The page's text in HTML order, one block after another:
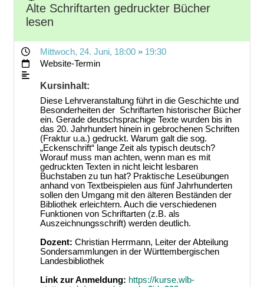
Alte Schriftarten gedruckter Bücher
lesen
Mittwoch, 24. Juni, 18:00 » 19:30
Website-Termin
Kursinhalt:
Diese Lehrveranstaltung führt in die Geschichte und
Besonderheiten der Schriftarten historischer Bücher
ein. Gerade deutschsprachige Texte wurden bis in
das 20. Jahrhundert hinein in gebrochenen Schriften
(Fraktur u.a.) gedruckt. Warum galt die sog.
„Eckenschrift“ lange Zeit als typisch deutsch?
Worauf muss man achten, wenn man es mit
gedruckten Texten in nicht leicht lesbaren
Buchstaben zu tun hat? Praktische Leseübungen
anhand von Textbeispielen aus fünf Jahrhunderten
sollen den Umgang mit den älteren Beständen der
Bibliothek erleichtern. Auch die verschiedenen
Funktionen von Schriftarten (z.B. als
Auszeichnungsschrift) werden deutlich.
Dozent:Christian Herrmann, Leiter der Abteilung
Sondersammlungen in der Württembergischen
Landesbibliothek
Link zur Anmeldung: https://kurse.wlb-